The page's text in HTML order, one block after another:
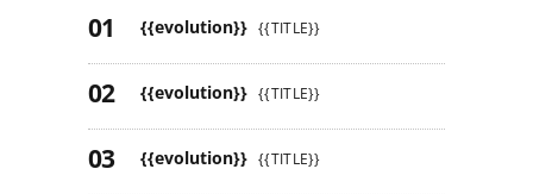
{{evolution}} {{TITLE}}
{{evolution}} {{TITLE}}
{{evolution}} {{TITLE}}